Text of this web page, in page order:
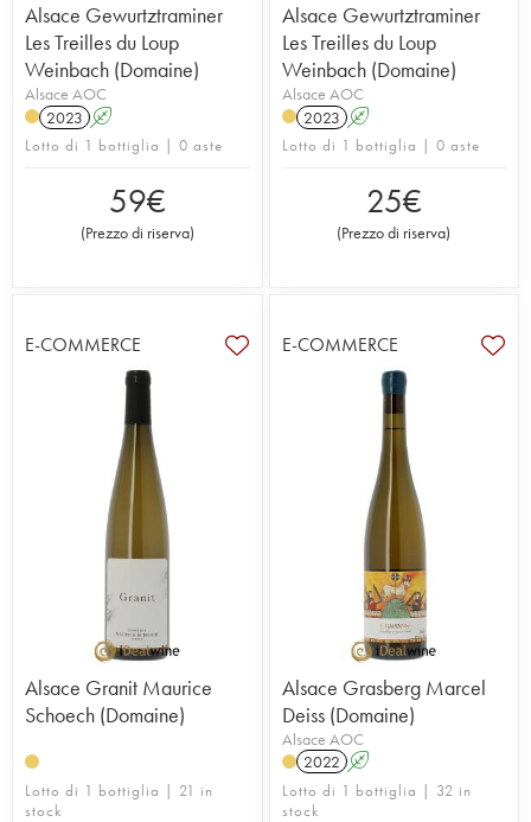
Alsace Gewurtztraminer
Les Treilles du Loup
Weinbach (Domaine)
Alsace AOC
2023 A
Lotto di 1 bottiglia | 0 aste
59€
(Prezzo di riserva)
Alsace Gewurtztraminer
Les Treilles du Loup
Weinbach (Domaine)
Alsace AOC
2023 A
Lotto di 1 bottiglia | 0 aste
25€
(Prezzo di riserva)
E-COMMERCE
Alsace Granit Maurice
Schoech (Domaine)
Lotto di 1 bottiglia | 21 in
stock
E-COMMERCE
Alsace Grasberg Marcel
Deiss (Domaine)
Alsace AOC
2022 A
Lotto di 1 bottiglia | 32 in
stock